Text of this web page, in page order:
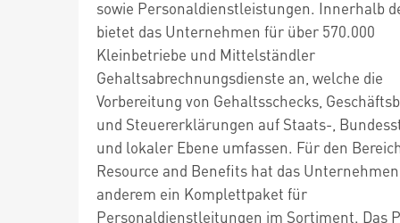
sowie Personaldienstleistungen. Innerhalb
bietet das Unternehmen für über 570.000
Kleinbetriebe und Mittelständler
Gehaltsabrechnungsdienste an, welche die
Vorbereitung von Gehaltsschecks,
und Steuererklärungen auf Staats-,
und lokaler Ebene umfassen. Für den
Resource and Benefits hat das
anderem ein Komplettpaket für
Personaldienstleitungen im Sortiment. Das